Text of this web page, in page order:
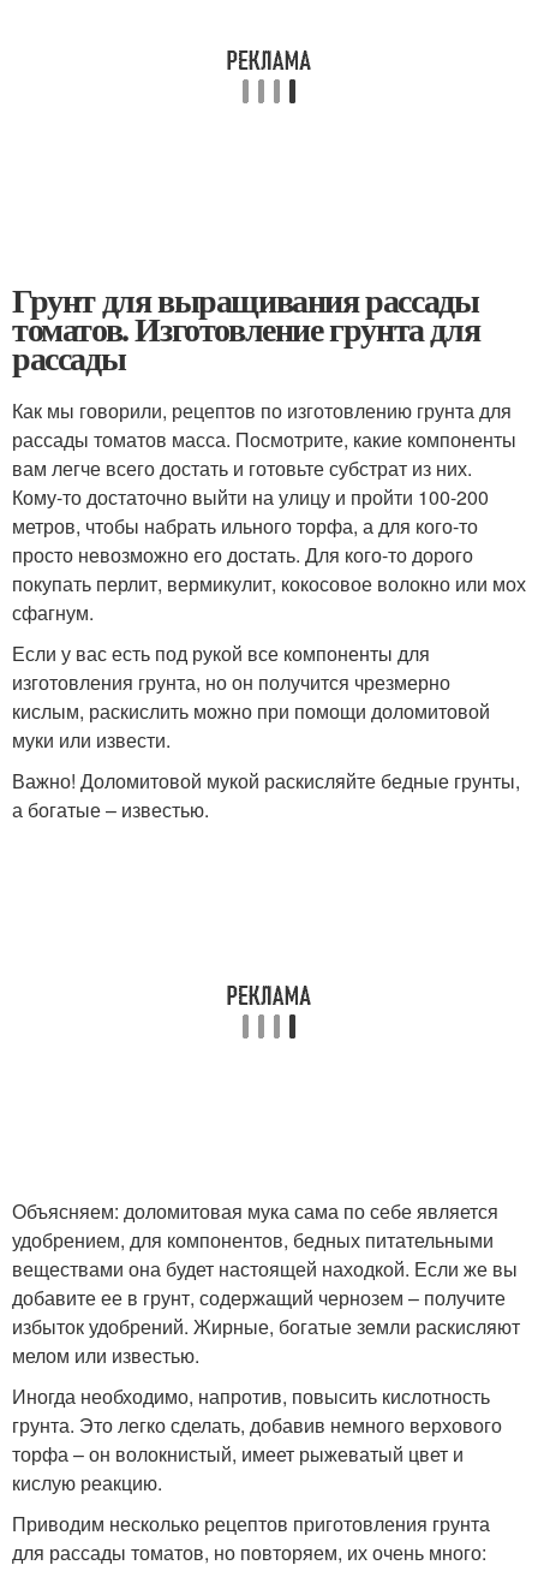
Грунт для выращивания рассады
томатов. Изготовление грунта для
рассады
Как мы говорили, рецептов по изготовлению грунта для
рассады томатов масса. Посмотрите, какие компоненты
вам легче всего достать и готовьте субстрат из них.
Кому-то достаточно выйти на улицу и пройти 100-200
метров, чтобы набрать ильного торфа, а для кого-то
просто невозможно его достать. Для кого-то дорого
покупать перлит, вермикулит, кокосовое волокно или мох
сфагнум.
Если у вас есть под рукой все компоненты для
изготовления грунта, но он получится чрезмерно
кислым, раскислить можно при помощи доломитовой
муки или извести.
Важно! Доломитовой мукой раскисляйте бедные грунты,
а богатые – известью.
Объясняем: доломитовая мука сама по себе является
удобрением, для компонентов, бедных питательными
веществами она будет настоящей находкой. Если же вы
добавите ее в грунт, содержащий чернозем – получите
избыток удобрений. Жирные, богатые земли раскисляют
мелом или известью.
Иногда необходимо, напротив, повысить кислотность
грунта. Это легко сделать, добавив немного верхового
торфа – он волокнистый, имеет рыжеватый цвет и
кислую реакцию.
Приводим несколько рецептов приготовления грунта
для рассады томатов, но повторяем, их очень много: